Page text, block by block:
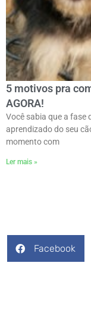
5 motivos pra
AGORA!
Você sabia que a fase
aprendizado do seu
momento com
Ler mais »
Facebook